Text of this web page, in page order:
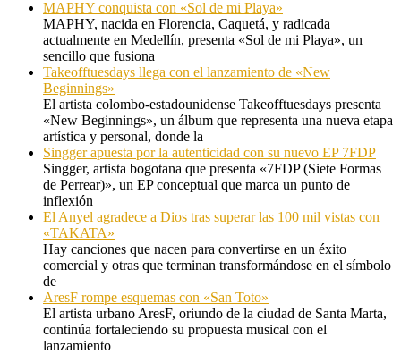
MAPHY conquista con «Sol de mi Playa»
MAPHY, nacida en Florencia, Caquetá, y radicada
actualmente en Medellín, presenta «Sol de mi Playa», un
sencillo que fusiona
Takeofftuesdays llega con el lanzamiento de «New
Beginnings»
El artista colombo-estadounidense Takeofftuesdays presenta
«New Beginnings», un álbum que representa una nueva etapa
artística y personal, donde la
Singger apuesta por la autenticidad con su nuevo EP 7FDP
Singger, artista bogotana que presenta «7FDP (Siete Formas
de Perrear)», un EP conceptual que marca un punto de
inflexión
El Anyel agradece a Dios tras superar las 100 mil vistas con
«TAKATA»
Hay canciones que nacen para convertirse en un éxito
comercial y otras que terminan transformándose en el símbolo
de
AresF rompe esquemas con «San Toto»
El artista urbano AresF, oriundo de la ciudad de Santa Marta,
continúa fortaleciendo su propuesta musical con el
lanzamiento